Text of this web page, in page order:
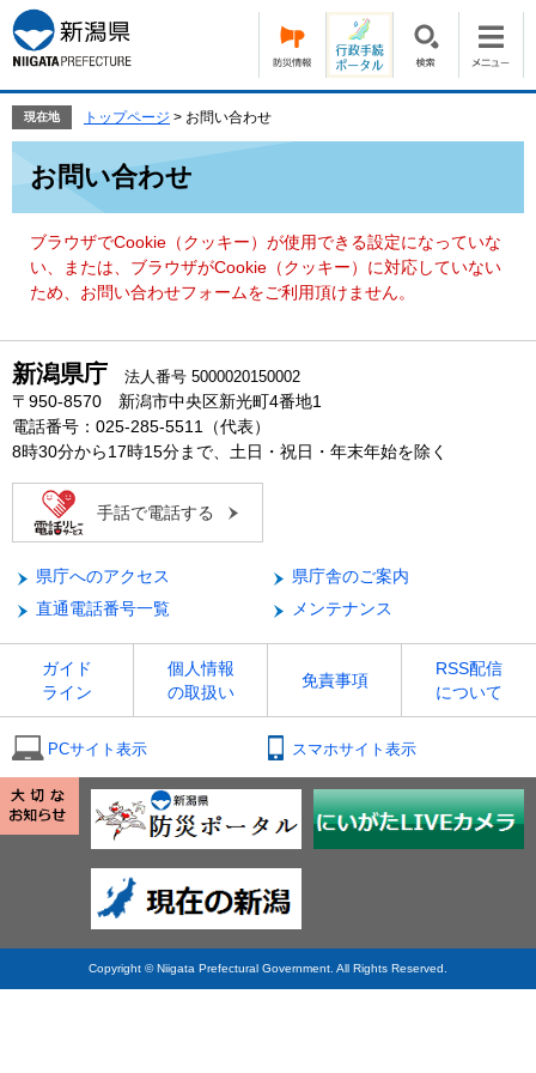
ー
ジ
の
頭
す。
ニ
ュ
ー
飛
て
現在地 トップページ > お問い合わせ
お問い合わせ
ブラウザでCookie（クッキー）が使用できる設定になっていな
い、または、ブラウザがCookie（クッキー）に対応していない
ため、お問い合わせフォームをご利用頂けません。
新潟県庁 法人番号 5000020150002
〒950-8570 新潟市中央区新光町4番地1
電話番号：025-285-5511（代表）
8時30分から17時15分まで、土日・祝日・年末年始を除く
手話で電話する
県庁へのアクセス
県庁舎のご案内
直通電話番号一覧
メンテナンス
ガイド
ライン
個人情報
の取扱い
免責事項
RSS配信
について
PCサイト表示 スマホサイト表示
Copyright © Niigata Prefectural Government. All Rights Reserved.